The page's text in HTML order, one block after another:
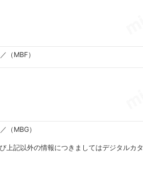
（MBF）
（MBG）
上記以外の情報につきましてはデジタルカ